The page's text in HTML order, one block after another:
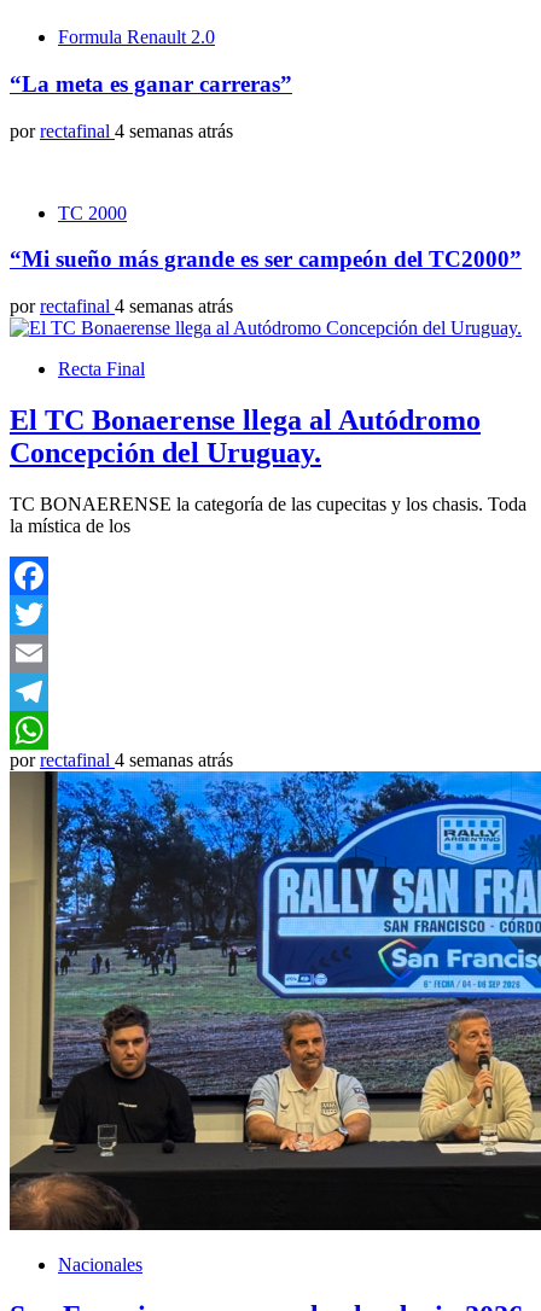
Formula Renault 2.0
“La meta es ganar carreras”
por rectafinal 4 semanas atrás
TC 2000
“Mi sueño más grande es ser campeón del TC2000”
por rectafinal 4 semanas atrás
Recta Final
El TC Bonaerense llega al Autódromo
Concepción del Uruguay.
TC BONAERENSE la categoría de las cupecitas y los chasis. Toda
la mística de los
Facebook
Twitter
Email
Telegram
WhatsApp
por rectafinal 4 semanas atrás
Nacionales